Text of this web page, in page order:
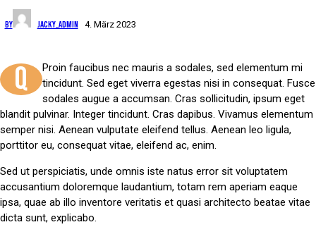
By jacky_admin 4. März 2023
Q
Proin faucibus nec mauris a sodales, sed elementum mi
tincidunt. Sed eget viverra egestas nisi in consequat. Fusce
sodales augue a accumsan. Cras sollicitudin, ipsum eget
blandit pulvinar. Integer tincidunt. Cras dapibus. Vivamus elementum
semper nisi. Aenean vulputate eleifend tellus. Aenean leo ligula,
porttitor eu, consequat vitae, eleifend ac, enim.
Sed ut perspiciatis, unde omnis iste natus error sit voluptatem
accusantium doloremque laudantium, totam rem aperiam eaque
ipsa, quae ab illo inventore veritatis et quasi architecto beatae vitae
dicta sunt, explicabo.